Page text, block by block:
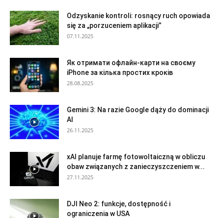
Odzyskanie kontroli: rosnący ruch opowiada
się za „porzuceniem aplikacji”
07.11.2025
Як отримати офлайн-карти на своєму
iPhone за кілька простих кроків
28.08.2025
Gemini 3: Na razie Google dąży do dominacji
AI
26.11.2025
xAI planuje farmę fotowoltaiczną w obliczu
obaw związanych z zanieczyszczeniem w...
27.11.2025
DJI Neo 2: funkcje, dostępność i
ograniczenia w USA